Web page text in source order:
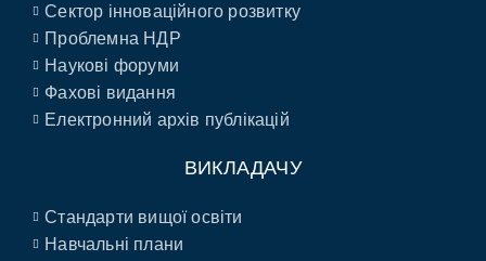
Сектор інноваційного розвитку
Проблемна НДР
Наукові форуми
Фахові видання
Електронний архів публікацій
ВИКЛАДАЧУ
Стандарти вищої освіти
Навчальні плани